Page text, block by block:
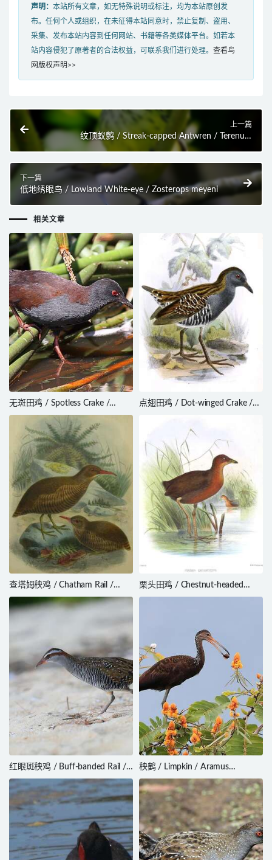
声明： 本站所有文章，如无特殊说明或标注，均为本站原创发
布。任何个人或组织，在未征得本站同意时，禁止复制、盗用、
采集、发布本站内容到任何网站、书籍等各类媒体平台。如若本
站内容侵犯了原著者的合法权益，可联系我们进行处理。 查看鸟
网版权声明>>
上一篇
纹顶蚁鹩 / Streak-capped Antwren / Terenura
下一篇
低地绣眼鸟 / Lowland White-eye / Zosterops meyeni
相关文章
无斑田鸡 / Spotless Crake /
Zapornia tabuensis
点翅田鸡 / Dot-winged Crake /
查塔姆秧鸡 / Chatham Rail /
Cabalus modestus
栗头田鸡 / Chestnut-headed
Crake / Rufirallus castaneiceps
红眼斑秧鸡 / Buff-banded Rail /
Hypotaenidia philippensis
秧鹤 / Limpkin / Aramus
guarauna